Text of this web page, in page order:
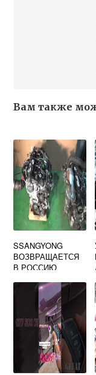
Вам также
SSANGYONG
ВОЗВРАЩАЕТСЯ
В РОССИЮ